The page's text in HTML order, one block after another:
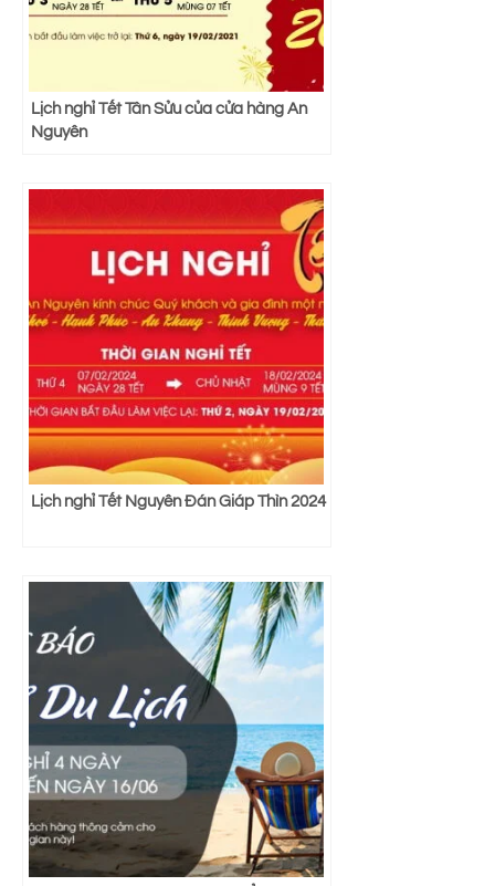
Lịch nghỉ Tết Tân Sửu của cửa hàng An
Nguyên
Lịch nghỉ Tết Nguyên Đán Giáp Thìn 2024